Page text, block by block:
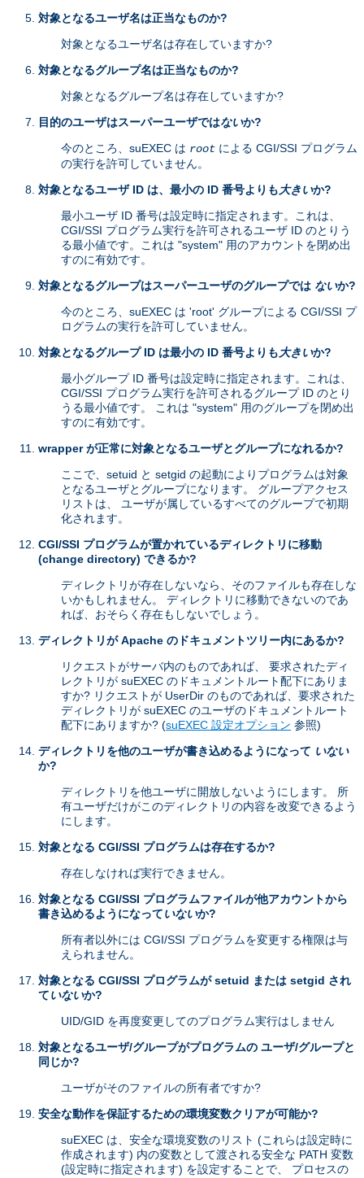
対象となるユーザ名は正当なものか?
対象となるユーザ名は存在していますか?
対象となるグループ名は正当なものか?
対象となるグループ名は存在していますか?
目的のユーザはスーパーユーザではないか?
今のところ、suEXEC は root による CGI/SSI プログラム
の実行を許可していません。
対象となるユーザ ID は、最小の ID 番号よりも大きいか?
最小ユーザ ID 番号は設定時に指定されます。これは、
CGI/SSI プログラム実行を許可されるユーザ ID のとりう
る最小値です。これは "system" 用のアカウントを閉め出
すのに有効です。
対象となるグループはスーパーユーザのグループでは ないか?
今のところ、suEXEC は 'root' グループによる CGI/SSI プ
ログラムの実行を許可していません。
対象となるグループ ID は最小の ID 番号よりも大きいか?
最小グループ ID 番号は設定時に指定されます。これは、
CGI/SSI プログラム実行を許可されるグループ ID のとり
うる最小値です。 これは "system" 用のグループを閉め出
すのに有効です。
wrapper が正常に対象となるユーザとグループになれるか?
ここで、setuid と setgid の起動によりプログラムは対象
となるユーザとグループになります。 グループアクセス
リストは、 ユーザが属しているすべてのグループで初期
化されます。
CGI/SSI プログラムが置かれているディレクトリに移動
(change directory) できるか?
ディレクトリが存在しないなら、そのファイルも存在しな
いかもしれません。 ディレクトリに移動できないのであ
れば、おそらく存在もしないでしょう。
ディレクトリが Apache のドキュメントツリー内にあるか?
リクエストがサーバ内のものであれば、 要求されたディ
レクトリが suEXEC のドキュメントルート配下にありま
すか? リクエストが UserDir のものであれば、要求された
ディレクトリが suEXEC のユーザのドキュメントルート
配下にありますか? (suEXEC 設定オプション 参照)
ディレクトリを他のユーザが書き込めるようになって いない
か?
ディレクトリを他ユーザに開放しないようにします。 所
有ユーザだけがこのディレクトリの内容を改変できるよう
にします。
対象となる CGI/SSI プログラムは存在するか?
存在しなければ実行できません。
対象となる CGI/SSI プログラムファイルが他アカウントから
書き込めるようになっていないか?
所有者以外には CGI/SSI プログラムを変更する権限は与
えられません。
対象となる CGI/SSI プログラムが setuid または setgid され
ていないか?
UID/GID を再度変更してのプログラム実行はしません
対象となるユーザ/グループがプログラムの ユーザ/グループと
同じか?
ユーザがそのファイルの所有者ですか?
安全な動作を保証するための環境変数クリアが可能か?
suEXEC は、安全な環境変数のリスト (これらは設定時に
作成されます) 内の変数として渡される安全な PATH 変数
(設定時に指定されます) を設定することで、 プロセスの